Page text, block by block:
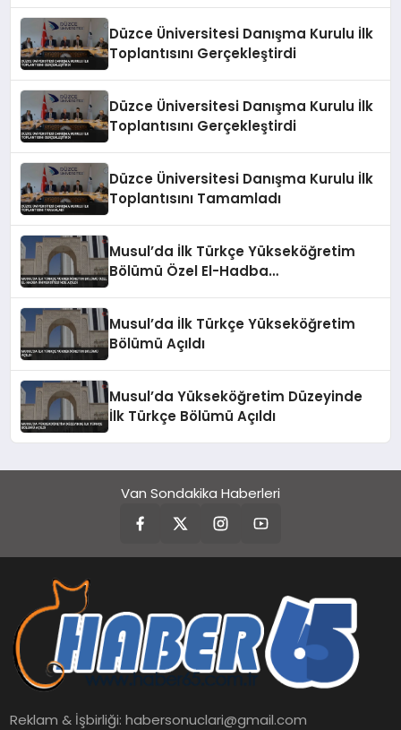
Düzce Üniversitesi Danışma Kurulu İlk
Toplantısını Gerçekleştirdi
Düzce Üniversitesi Danışma Kurulu İlk
Toplantısını Gerçekleştirdi
Düzce Üniversitesi Danışma Kurulu İlk
Toplantısını Tamamladı
Musul’da İlk Türkçe Yükseköğretim
Bölümü Özel El-Hadba
Musul’da İlk Türkçe Yükseköğretim
Bölümü Açıldı
Musul’da Yükseköğretim Düzeyinde
İlk Türkçe Bölümü Açıldı
Van Sondakika Haberleri
Reklam & İşbirliği:habersonuclari@gmail.com